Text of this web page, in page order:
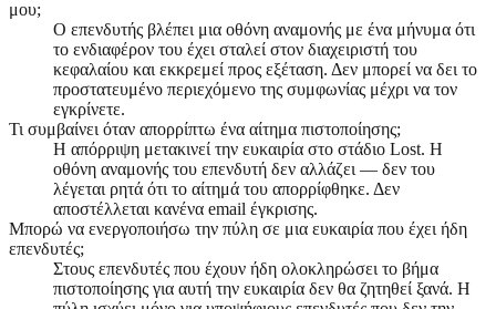
μου;
Ο επενδυτής βλέπει μια οθόνη αναμονής με ένα μήνυμα ότι
το ενδιαφέρον του έχει σταλεί στον διαχειριστή του
κεφαλαίου και εκκρεμεί προς εξέταση. Δεν μπορεί να δει το
προστατευμένο περιεχόμενο της συμφωνίας μέχρι να τον
εγκρίνετε.
Τι συμβαίνει όταν απορρίπτω ένα αίτημα πιστοποίησης;
Η απόρριψη μετακινεί την ευκαιρία στο στάδιο Lost. Η
οθόνη αναμονής του επενδυτή δεν αλλάζει — δεν του
λέγεται ρητά ότι το αίτημά του απορρίφθηκε. Δεν
αποστέλλεται κανένα email έγκρισης.
Μπορώ να ενεργοποιήσω την πύλη σε μια ευκαιρία που έχει ήδη
επενδυτές;
Στους επενδυτές που έχουν ήδη ολοκληρώσει το βήμα
πιστοποίησης για αυτή την ευκαιρία δεν θα ζητηθεί ξανά. Η